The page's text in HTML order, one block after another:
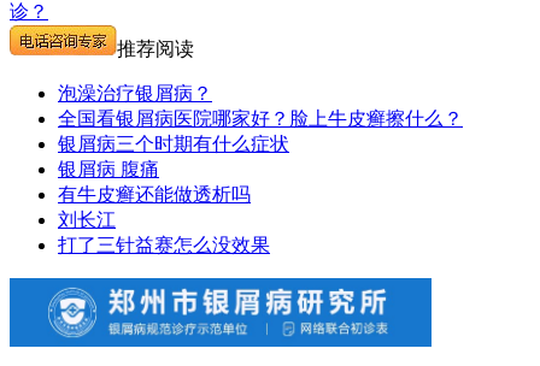
诊？
推荐阅读
泡澡治疗银屑病？
全国看银屑病医院哪家好？脸上牛皮癣擦什么？
银屑病三个时期有什么症状
银屑病 腹痛
有牛皮癣还能做透析吗
刘长江
打了三针益赛怎么没效果